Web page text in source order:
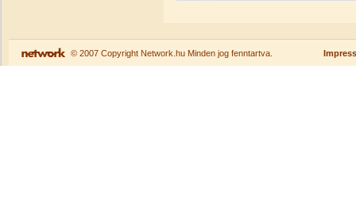
© 2007 Copyright Network.hu Minden jog fenntartva.